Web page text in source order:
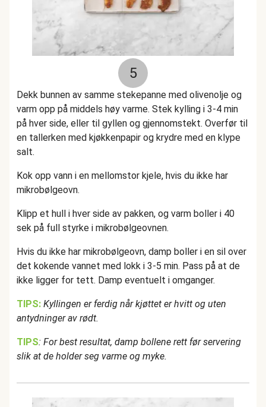
5
Dekk bunnen av samme stekepanne med olivenolje og
varm opp på middels høy varme. Stek kylling i 3-4 min
på hver side, eller til gyllen og gjennomstekt. Overfør til
en tallerken med kjøkkenpapir og krydre med en klype
salt.
Kok opp vann i en mellomstor kjele, hvis du ikke har
mikrobølgeovn.
Klipp et hull i hver side av pakken, og varm boller i 40
sek på full styrke i mikrobølgeovnen.
Hvis du ikke har mikrobølgeovn, damp boller i en sil over
det kokende vannet med lokk i 3-5 min. Pass på at de
ikke ligger for tett. Damp eventuelt i omganger.
TIPS: Kyllingen er ferdig når kjøttet er hvitt og uten
antydninger av rødt.
TIPS: For best resultat, damp bollene rett før servering
slik at de holder seg varme og myke.